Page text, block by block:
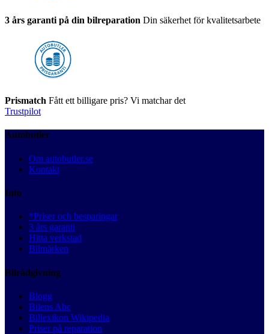
3 års garanti på din bilreparation Din säkerhet för kvalitetsarbete
Prismatch Fått ett billigare pris? Vi matchar det
Trustpilot
Autobutler
Om autobutler.se
Kontakt
Info
*Priser och besparingar
3 års garanti
Hitta verkstad
Bilmärken
Bilrådgivning
Blogg
Bilens Abc
Billexikon Wikipedia
Priser på reparation